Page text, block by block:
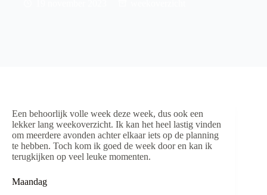
Een behoorlijk volle week deze week, dus ook een
lekker lang weekoverzicht. Ik kan het heel lastig vinden
om meerdere avonden achter elkaar iets op de planning
te hebben. Toch kom ik goed de week door en kan ik
terugkijken op veel leuke momenten.
Maandag